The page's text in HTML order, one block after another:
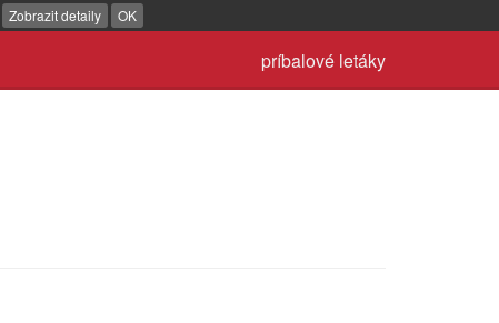
Zobrazit detaily OK
príbalové letáky